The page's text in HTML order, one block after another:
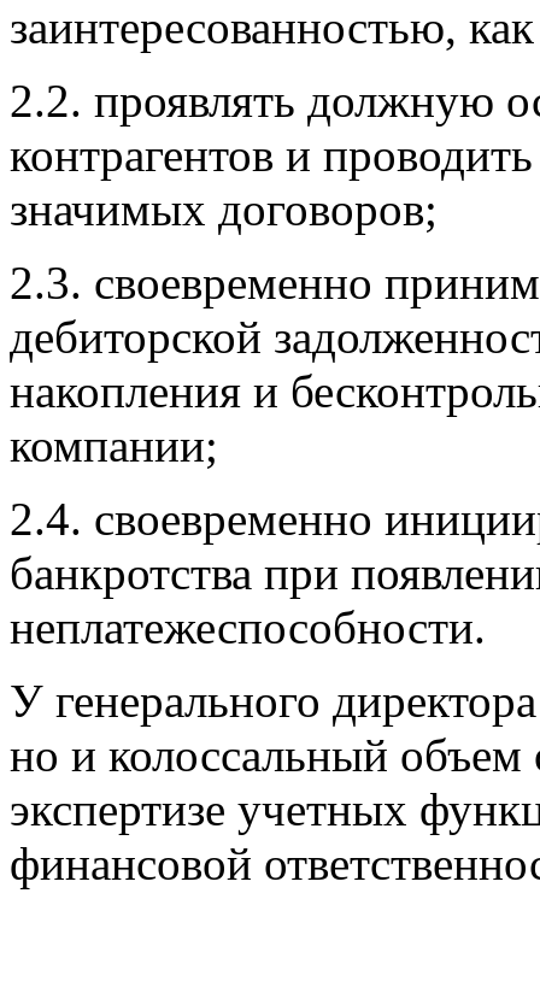
заинтересованностью,
2.2. проявлять должную
контрагентов и
значимых договоров;
2.3. своевременно
дебиторской
накопления и
компании;
2.4. своевременно
банкротства при
неплатежеспособности.
У генерального
но и колоссальный объем
экспертизе учетных
финансовой